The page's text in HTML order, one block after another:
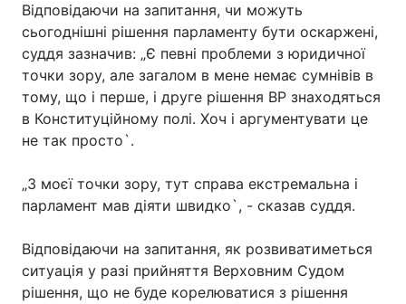
Відповідаючи на запитання, чи можуть
сьогоднішні рішення парламенту бути оскаржені,
суддя зазначив: „Є певні проблеми з юридичної
точки зору, але загалом в мене немає сумнівів в
тому, що і перше, і друге рішення ВР знаходяться
в Конституційному полі. Хоч і аргументувати це
не так просто`.
„З моєї точки зору, тут справа екстремальна і
парламент мав діяти швидко`, - сказав суддя.
Відповідаючи на запитання, як розвиватиметься
ситуація у разі прийняття Верховним Судом
рішення, що не буде корелюватися з рішення